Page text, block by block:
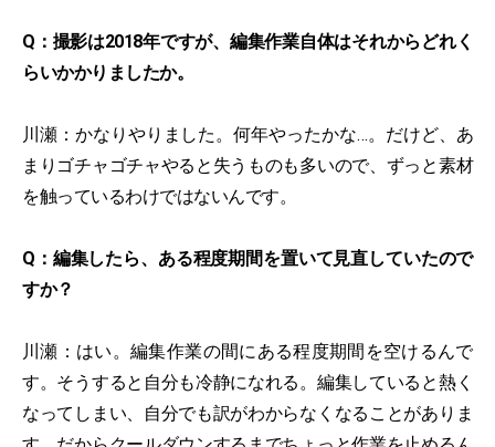
Q：撮影は2018年ですが、編集作業自体はそれからどれく
らいかかりましたか。
川瀬：かなりやりました。何年やったかな…。だけど、あ
まりゴチャゴチャやると失うものも多いので、ずっと素材
を触っているわけではないんです。
Q：編集したら、ある程度期間を置いて見直していたので
すか？
川瀬：はい。編集作業の間にある程度期間を空けるんで
す。そうすると自分も冷静になれる。編集していると熱く
なってしまい、自分でも訳がわからなくなることがありま